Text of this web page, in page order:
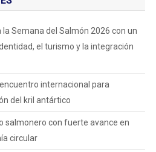
Semana del Salmón 2026 con un
el turismo y la integración
internacional para
del kril antártico
salmonero con fuerte avance en
circular